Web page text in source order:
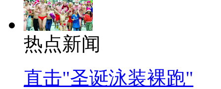
热点新闻
直击"圣诞泳装裸跑"